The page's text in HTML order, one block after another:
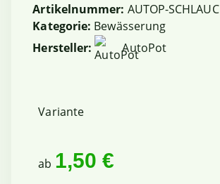
Artikelnummer: AUTOP-
Kategorie: Bewässerung
Hersteller:
AutoPot
Variante
ab 1,50 €